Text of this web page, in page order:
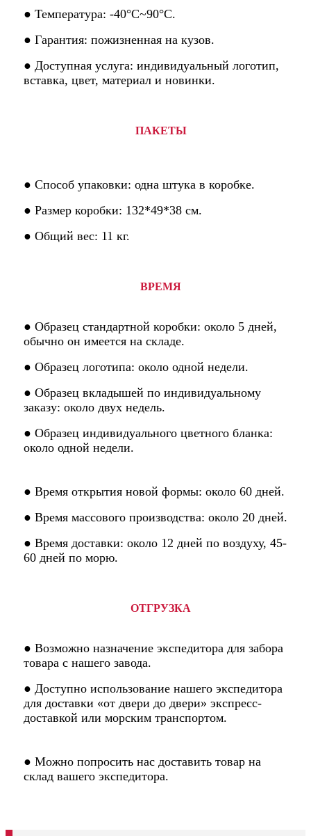
● Температура: -40°C~90°C.
● Гарантия: пожизненная на кузов.
● Доступная услуга: индивидуальный логотип,
вставка, цвет, материал и новинки.
ПАКЕТЫ
● Способ упаковки: одна штука в коробке.
● Размер коробки: 132*49*38 см.
● Общий вес: 11 кг.
ВРЕМЯ
● Образец стандартной коробки: около 5 дней,
обычно он имеется на складе.
● Образец логотипа: около одной недели.
● Образец вкладышей по индивидуальному
заказу: около двух недель.
● Образец индивидуального цветного бланка:
около одной недели.
● Время открытия новой формы: около 60 дней.
● Время массового производства: около 20 дней.
● Время доставки: около 12 дней по воздуху, 45-
60 дней по морю.
ОТГРУЗКА
● Возможно назначение экспедитора для забора
товара с нашего завода.
● Доступно использование нашего экспедитора
для доставки «от двери до двери» экспресс-
доставкой или морским транспортом.
● Можно попросить нас доставить товар на
склад вашего экспедитора.